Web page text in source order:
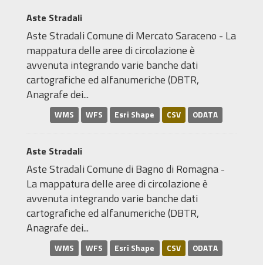
Aste Stradali
Aste Stradali Comune di Mercato Saraceno - La
mappatura delle aree di circolazione è
avvenuta integrando varie banche dati
cartografiche ed alfanumeriche (DBTR,
Anagrafe dei...
WMS WFS Esri Shape CSV ODATA
Aste Stradali
Aste Stradali Comune di Bagno di Romagna -
La mappatura delle aree di circolazione è
avvenuta integrando varie banche dati
cartografiche ed alfanumeriche (DBTR,
Anagrafe dei...
WMS WFS Esri Shape CSV ODATA